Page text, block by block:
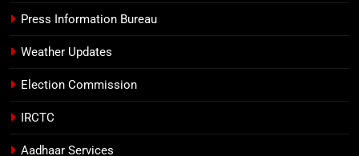
Press Information Bureau
Weather Updates
Election Commission
IRCTC
Aadhaar Services